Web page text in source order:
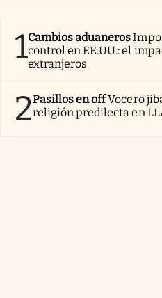
1Cambios aduaneros
control en EE.UU.: el
extranjeros
2Pasillos en offVocero
religión predilecta en